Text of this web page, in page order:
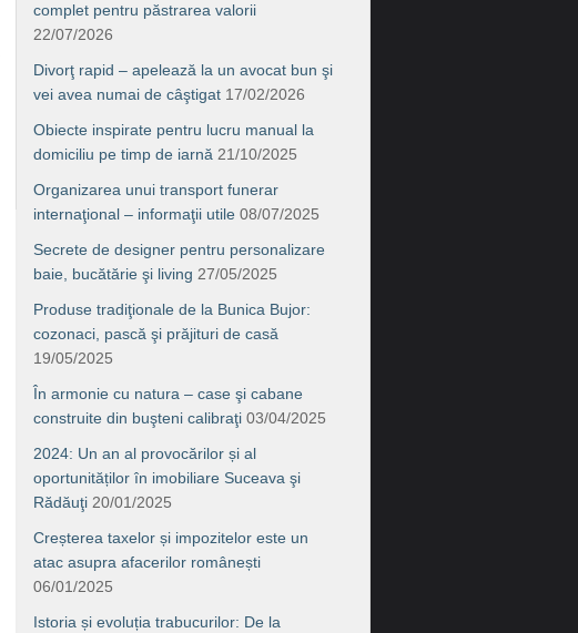
complet pentru păstrarea valorii
22/07/2026
Divorţ rapid – apelează la un avocat bun şi
vei avea numai de câştigat 17/02/2026
Obiecte inspirate pentru lucru manual la
domiciliu pe timp de iarnă 21/10/2025
Organizarea unui transport funerar
internaţional – informaţii utile 08/07/2025
Secrete de designer pentru personalizare
baie, bucătărie şi living 27/05/2025
Produse tradiţionale de la Bunica Bujor:
cozonaci, pască şi prăjituri de casă
19/05/2025
În armonie cu natura – case şi cabane
construite din buşteni calibraţi 03/04/2025
2024: Un an al provocărilor și al
oportunităților în imobiliare Suceava şi
Rădăuţi 20/01/2025
Creșterea taxelor și impozitelor este un
atac asupra afacerilor românești
06/01/2025
Istoria și evoluția trabucurilor: De la